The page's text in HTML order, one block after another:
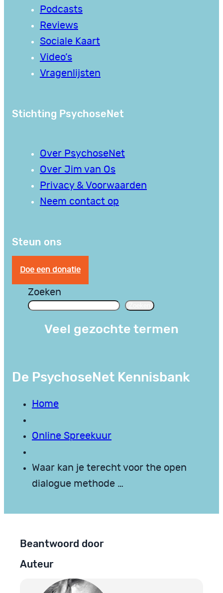
Podcasts
Reviews
Sociale Kaart
Video’s
Vragenlijsten
Stichting PsychoseNet
Over PsychoseNet
Over Jim van Os
Privacy & Voorwaarden
Neem contact op
Steun ons
Doe een donatie
Zoeken
Veel gezochte termen
De PsychoseNet Kennisbank
Home
Online Spreekuur
Waar kan je terecht voor the open
dialogue methode …
Beantwoord door
Auteur